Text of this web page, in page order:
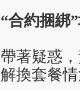
“合約捆綁
帶著疑惑
解換套餐情